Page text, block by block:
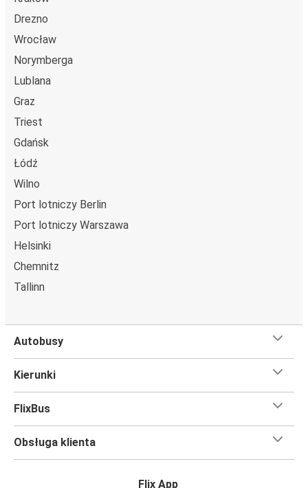
Gliwice
Ryga
Drezno
Wrocław
Norymberga
Lublana
Graz
Triest
Gdańsk
Łódź
Wilno
Port lotniczy Berlin
Port lotniczy Warszawa
Helsinki
Chemnitz
Tallinn
Autobusy
Kierunki
FlixBus
Obsługa klienta
Flix App